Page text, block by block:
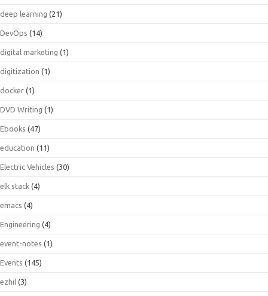
deep learning (21)
DevOps (14)
digital marketing (1)
digitization (1)
docker (1)
DVD Writing (1)
Ebooks (47)
education (11)
Electric Vehicles (30)
elk stack (4)
emacs (4)
Engineering (4)
event-notes (1)
Events (145)
ezhil (3)